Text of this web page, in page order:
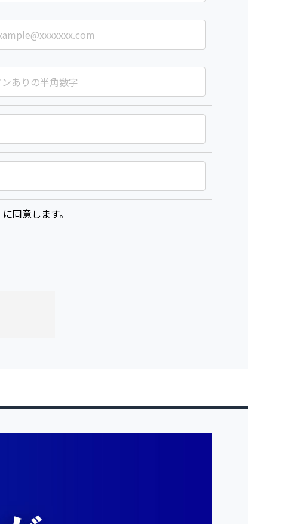
に同意します。